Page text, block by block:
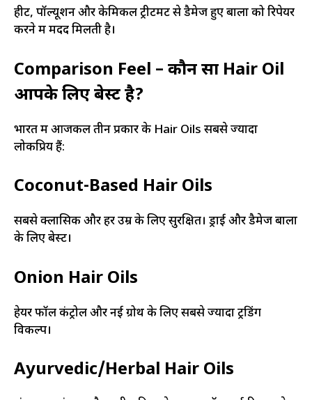
हीट, पॉल्यूशन और केमिकल ट्रीटमेंट से डैमेज हुए बालों को रिपेयर
करने में मदद मिलती है।
Comparison Feel – कौन सा Hair Oil
आपके लिए बेस्ट है?
भारत में आजकल तीन प्रकार के Hair Oils सबसे ज्यादा
लोकप्रिय हैं:
Coconut-Based Hair Oils
सबसे क्लासिक और हर उम्र के लिए सुरक्षित। ड्राई और डैमेज बालों
के लिए बेस्ट।
Onion Hair Oils
हेयर फॉल कंट्रोल और नई ग्रोथ के लिए सबसे ज्यादा ट्रेंडिंग
विकल्प।
Ayurvedic/Herbal Hair Oils